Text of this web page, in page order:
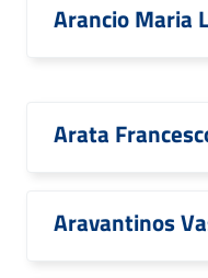
Arancio Maria
Arata
Aravantinos